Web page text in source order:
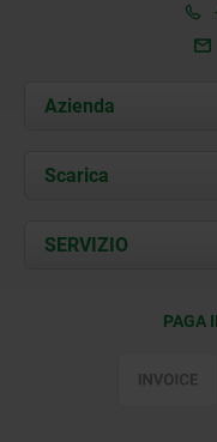
Azienda
Chi siamo
Contatti
Scarica
Documents
SERVIZIO
PAGA